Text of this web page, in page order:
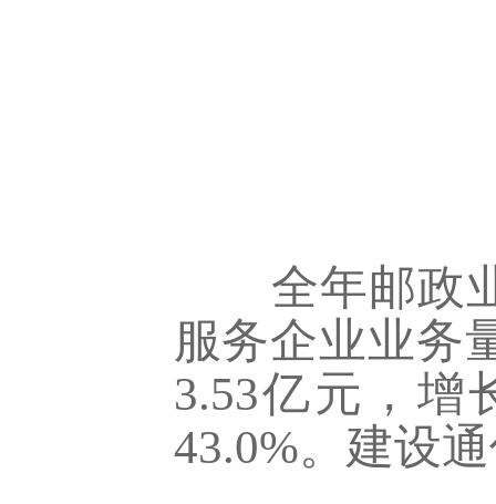
全年邮政
服务企业业务
3.53亿元，增
43.0%。建设